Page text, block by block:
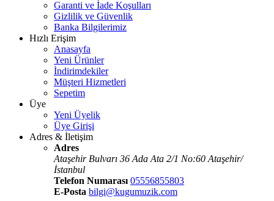
Garanti ve İade Koşulları
Gizlilik ve Güvenlik
Banka Bilgilerimiz
Hızlı Erişim
Anasayfa
Yeni Ürünler
İndirimdekiler
Müşteri Hizmetleri
Sepetim
Üye
Yeni Üyelik
Üye Girişi
Adres & İletişim
Adres
Ataşehir Bulvarı 36 Ada Ata 2/1 No:60 Ataşehir/
İstanbul
Telefon Numarası 05556855803
E-Posta bilgi@kugumuzik.com